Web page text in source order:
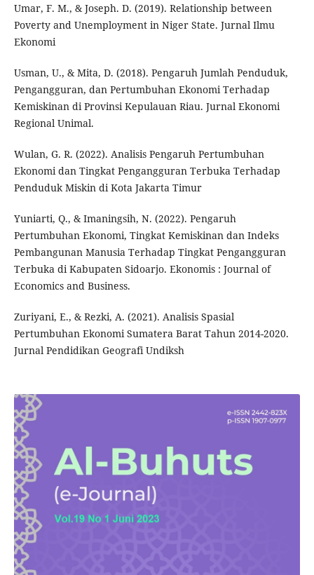
Umar, F. M., & Joseph. D. (2019). Relationship between
Poverty and Unemployment in Niger State. Jurnal Ilmu
Ekonomi
Usman, U., & Mita, D. (2018). Pengaruh Jumlah Penduduk,
Pengangguran, dan Pertumbuhan Ekonomi Terhadap
Kemiskinan di Provinsi Kepulauan Riau. Jurnal Ekonomi
Regional Unimal.
Wulan, G. R. (2022). Analisis Pengaruh Pertumbuhan
Ekonomi dan Tingkat Pengangguran Terbuka Terhadap
Penduduk Miskin di Kota Jakarta Timur
Yuniarti, Q., & Imaningsih, N. (2022). Pengaruh
Pertumbuhan Ekonomi, Tingkat Kemiskinan dan Indeks
Pembangunan Manusia Terhadap Tingkat Pengangguran
Terbuka di Kabupaten Sidoarjo. Ekonomis : Journal of
Economics and Business.
Zuriyani, E., & Rezki, A. (2021). Analisis Spasial
Pertumbuhan Ekonomi Sumatera Barat Tahun 2014-2020.
Jurnal Pendidikan Geografi Undiksh